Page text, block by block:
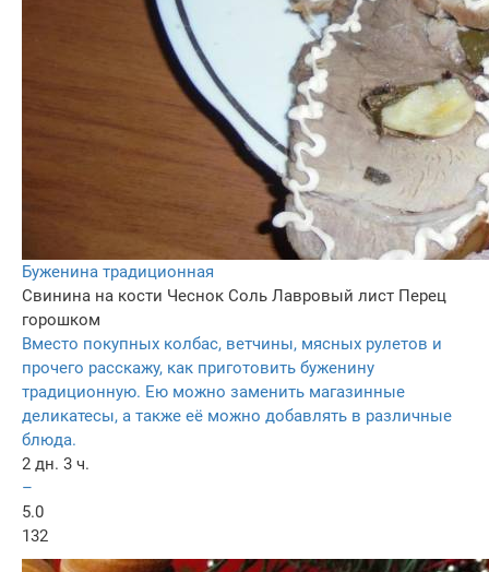
Буженина традиционная
Свинина на кости Чеснок Соль Лавровый лист Перец
горошком
Вместо покупных колбас, ветчины, мясных рулетов и
прочего расскажу, как приготовить буженину
традиционную. Ею можно заменить магазинные
деликатесы, а также её можно добавлять в различные
блюда.
2 дн. 3 ч.
–
5.0
132